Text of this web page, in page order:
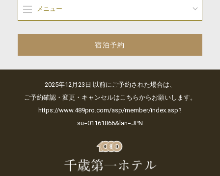
メニュー
宿泊予約
2025年12月23日 以前にご予約された場合は、
ご予約確認・変更・キャンセルはこちらからお願いします。
https://www.489pro.com/asp/member/index.asp?
su=01161866&lan=JPN